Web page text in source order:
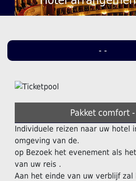
- -
Pakket comfort -
Individuele reizen naar uw hotel
omgeving van de.
op Bezoek het evenement als
van uw reis .
Aan het einde van uw verblijf zal